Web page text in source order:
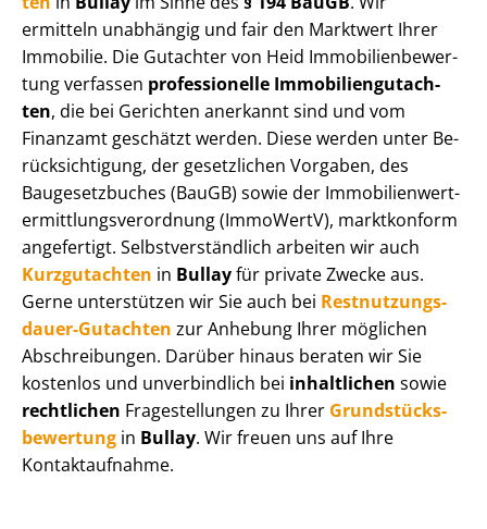
ermitteln unabhängig und fair den Marktwert Ihrer
Immobilie. Die Gutachter von Heid Im­mo­bi­li­en­be­wer­
tung verfassen professionelle Im­mo­bi­li­en­gut­ach­
ten, die bei Gerichten anerkannt sind und vom
Finanzamt geschätzt werden. Diese werden unter Be­
rück­sich­ti­gung, der gesetzlichen Vorgaben, des
Baugesetzbuches (BauGB) sowie der Im­mo­bi­li­en­wert­
ermitt­lungs­ver­ord­nung (ImmoWertV), marktkonform
angefertigt. Selbst­ver­ständ­lich arbeiten wir auch
Kurzgutachten in Bullayfür private Zwecke aus.
Gerne unterstützen wir Sie auch bei Rest­nut­zungs­
dau­er-Gutachten zur Anhebung Ihrer möglichen
Abschreibungen. Darüber hinaus beraten wir Sie
kostenlos und unverbindlich bei inhaltlichen sowie
rechtlichen Fragestellungen zu Ihrer Grund­stücks­
be­wer­tung in Bullay. Wir freuen uns auf Ihre
Kontaktaufnahme.